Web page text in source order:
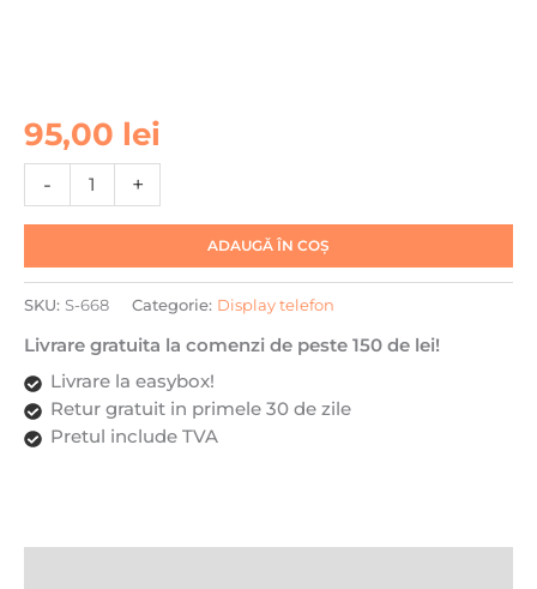
95,00 lei
-
Cantitate
Display
Samsung
Galaxy
M13
5G
2022,
Negru,
LCD,
Ecran
+
ADAUGĂ ÎN COȘ
SKU: S-668 Categorie: Display telefon
Livrare gratuita la comenzi de peste 150 de lei!
Livrare la easybox!
Retur gratuit in primele 30 de zile
Pretul include TVA